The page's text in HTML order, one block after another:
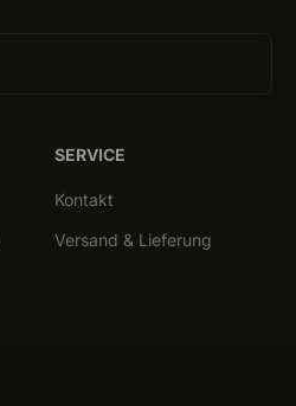
SERVICE
Kontakt
Versand & Lieferung